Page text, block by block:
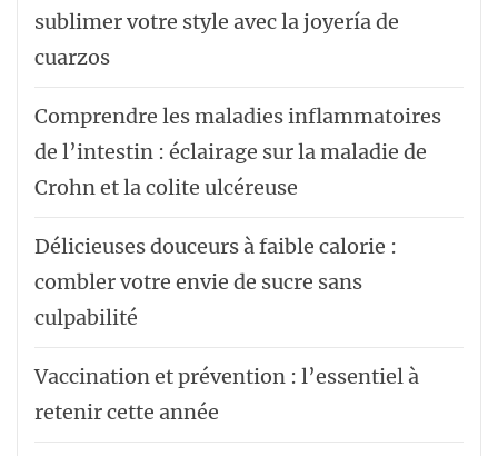
sublimer votre style avec la joyería de
cuarzos
Comprendre les maladies inflammatoires
de l’intestin : éclairage sur la maladie de
Crohn et la colite ulcéreuse
Délicieuses douceurs à faible calorie :
combler votre envie de sucre sans
culpabilité
Vaccination et prévention : l’essentiel à
retenir cette année